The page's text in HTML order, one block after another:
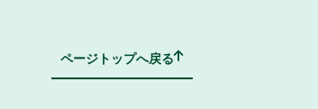
ページトップへ戻る